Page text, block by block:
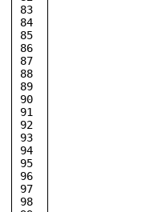
83
84
85
86
87
88
89
90
91
92
93
94
95
96
97
98